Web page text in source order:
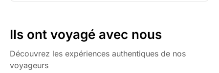
Ils ont voyagé avec nous
Découvrez les expériences authentiques de nos
voyageurs